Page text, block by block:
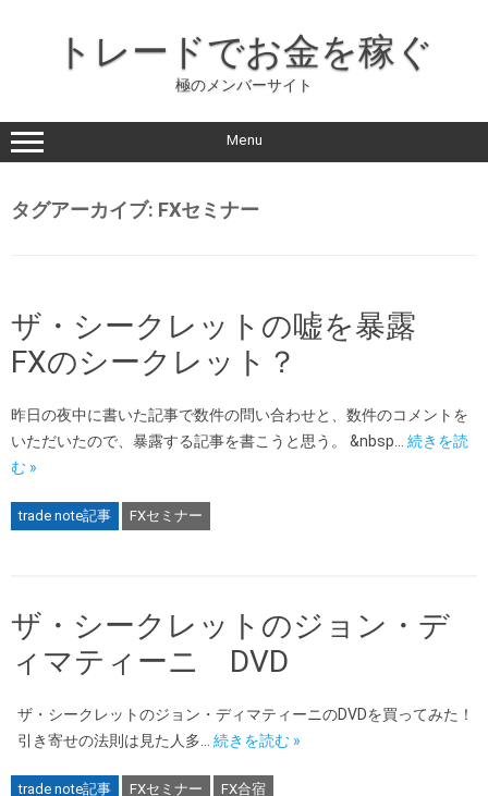
キ
ッ
プ
トレードでお金を稼ぐ
極のメンバーサイト
Menu
タグアーカイブ: FXセミナー
ザ・シークレットの嘘を暴露
FXのシークレット？
昨日の夜中に書いた記事で数件の問い合わせと、数件のコメントを
いただいたので、暴露する記事を書こうと思う。 &nbsp… 続きを読
む »
trade note記事 FXセミナー
ザ・シークレットのジョン・デ
ィマティーニ DVD
ザ・シークレットのジョン・ディマティーニのDVDを買ってみた！
引き寄せの法則は見た人多… 続きを読む »
trade note記事 FXセミナー FX合宿